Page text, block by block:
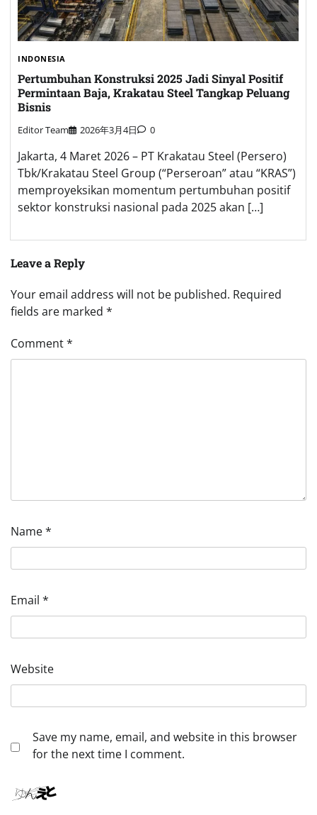
INDONESIA
Pertumbuhan Konstruksi 2025 Jadi Sinyal Positif
Permintaan Baja, Krakatau Steel Tangkap Peluang
Bisnis
Editor Team 2026年3月4日 0
Jakarta, 4 Maret 2026 – PT Krakatau Steel (Persero)
Tbk/Krakatau Steel Group (“Perseroan” atau “KRAS”)
memproyeksikan momentum pertumbuhan positif
sektor konstruksi nasional pada 2025 akan […]
Leave a Reply
Your email address will not be published. Required
fields are marked *
Comment*
Name*
Email *
Website
Save my name, email, and website in this browser
for the next time I comment.